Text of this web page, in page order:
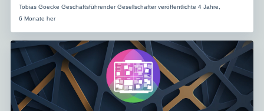
Tobias Goecke Geschäftsführender Gesellschafter veröffentlichte 4 Jahre,
6 Monate her